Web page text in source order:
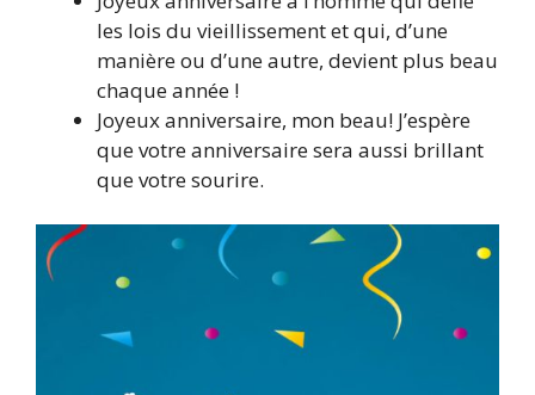
les lois du vieillissement et qui, d’une
manière ou d’une autre, devient plus beau
chaque année !
Joyeux anniversaire, mon beau! J’espère
que votre anniversaire sera aussi brillant
que votre sourire.